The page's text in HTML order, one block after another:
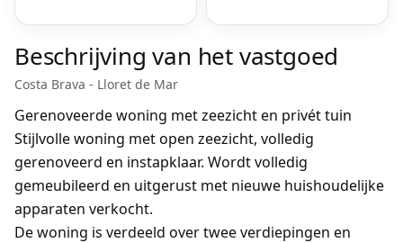
Beschrijving van het vastgoed
Costa Brava - Lloret de Mar
Gerenoveerde woning met zeezicht en privé­t tuin
Stijlvolle woning met open zeezicht, volledig
gerenoveerd en instapklaar. Wordt volledig
gemeubileerd en uitgerust met nieuwe huishoudelijke
apparaten verkocht.
De woning is verdeeld over twee verdiepingen en